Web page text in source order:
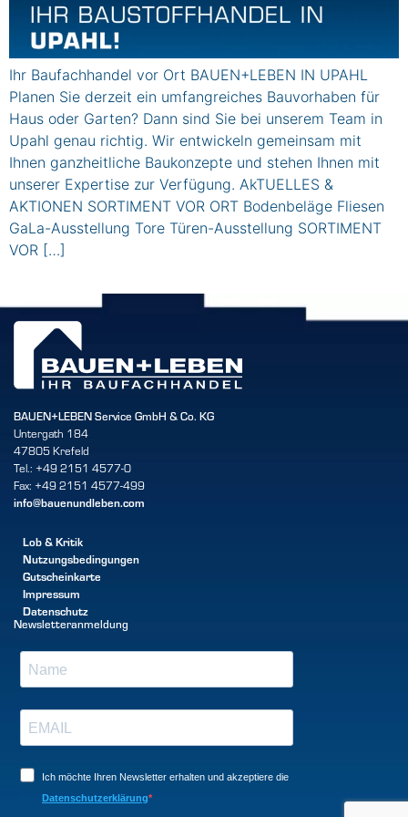
Ihr Baufachhandel vor Ort BAUEN+LEBEN IN UPAHL
Planen Sie derzeit ein umfangreiches Bauvorhaben für
Haus oder Garten? Dann sind Sie bei unserem Team in
Upahl genau richtig. Wir entwickeln gemeinsam mit
Ihnen ganzheitliche Baukonzepte und stehen Ihnen mit
unserer Expertise zur Verfügung. AkTUELLES &
AKTIONEN SORTIMENT VOR ORT Bodenbeläge Fliesen
GaLa-Ausstellung Tore Türen-Ausstellung SORTIMENT
VOR […]
BAUEN+LEBEN Service GmbH & Co. KG
Untergath 184
47805 Krefeld
Tel.: +49 2151 4577-0
Fax: +49 2151 4577-499
info@bauenundleben.com
Lob & Kritik
Nutzungsbedingungen
Gutscheinkarte
Impressum
Datenschutz
Newsletteranmeldung
Ich möchte Ihren Newsletter erhalten und akzeptiere die
Datenschutzerklärung